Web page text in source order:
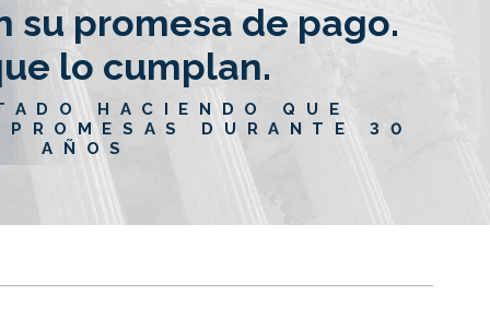
su promesa de pago.
lo cumplan.
HACIENDO QUE
DURANTE 30
AÑOS